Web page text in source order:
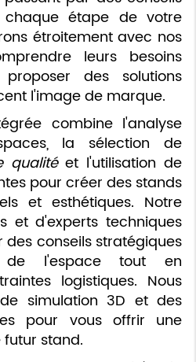
chaque étape de votre
étroitement avec nos
leurs besoins
des solutions
l'image de marque.
combine l'analyse
la sélection de
qualitéet l'utilisation de
pour créer des stands
et esthétiques. Notre
et d'experts techniques
conseils stratégiques
de l'espace tout en
logistiques. Nous
simulation 3D et des
pour vous offrir une
stand.